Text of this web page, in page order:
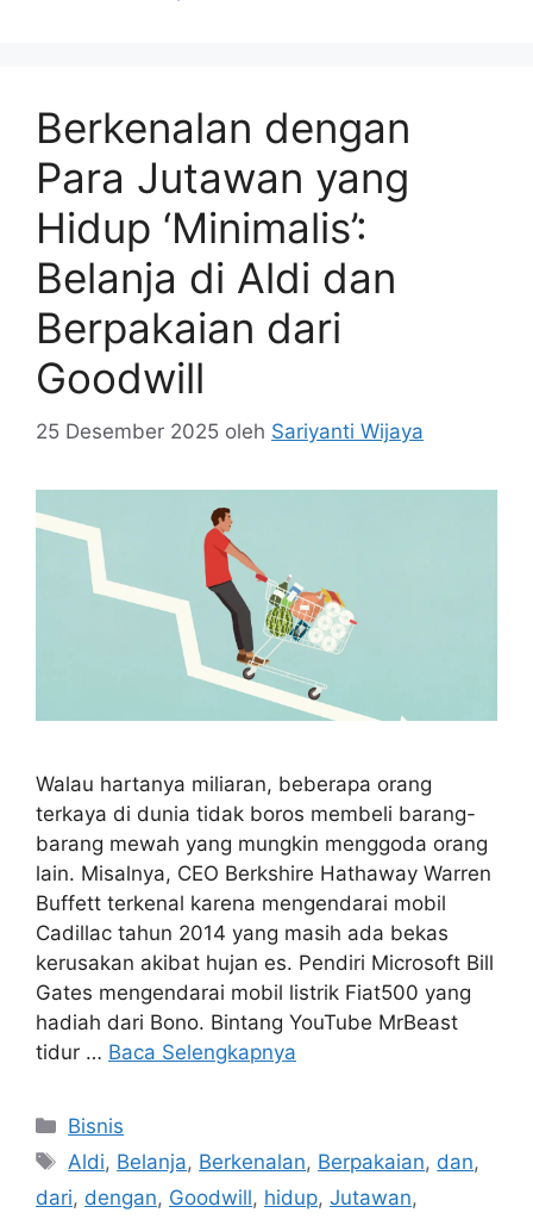
Berkenalan dengan
Para Jutawan yang
Hidup ‘Minimalis’:
Belanja di Aldi dan
Berpakaian dari
Goodwill
25 Desember 2025 oleh Sariyanti Wijaya
Walau hartanya miliaran, beberapa orang
terkaya di dunia tidak boros membeli barang-
barang mewah yang mungkin menggoda orang
lain. Misalnya, CEO Berkshire Hathaway Warren
Buffett terkenal karena mengendarai mobil
Cadillac tahun 2014 yang masih ada bekas
kerusakan akibat hujan es. Pendiri Microsoft Bill
Gates mengendarai mobil listrik Fiat500 yang
hadiah dari Bono. Bintang YouTube MrBeast
tidur … Baca Selengkapnya
Kategori
Bisnis
Tag
Aldi, Belanja, Berkenalan, Berpakaian, dan,
dari, dengan, Goodwill, hidup, Jutawan,